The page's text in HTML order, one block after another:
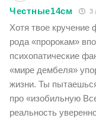
Честные14см 3
Хотя твое кручение
рода «пророкам»
психопатические
«мире дембеля»
жизни. Ты
про «изобильную
реальность